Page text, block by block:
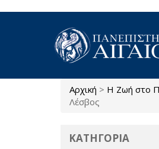
Είστε εδώ
Αρχική > Η Ζωή στο
Λέσβος
ΚΑΤΗΓΟΡΙΑ